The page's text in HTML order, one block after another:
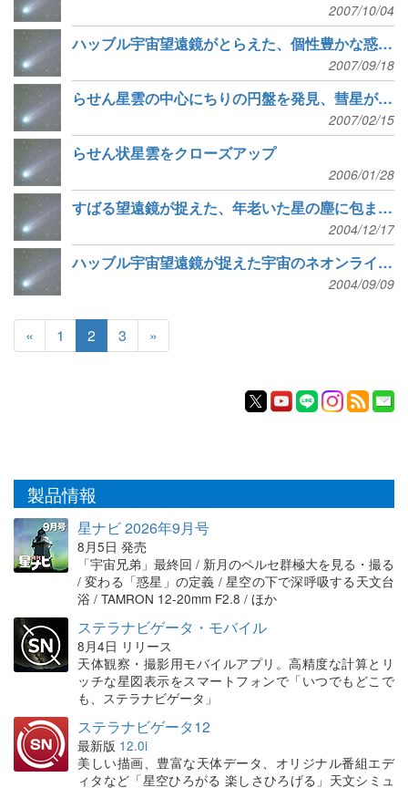
2007/10/04
ハッブル宇宙望遠鏡がとらえた、個性豊かな惑星状星雲
2007/09/18
らせん星雲の中心にちりの円盤を発見、彗星が次々と衝突した結果か
2007/02/15
らせん状星雲をクローズアップ
2006/01/28
すばる望遠鏡が捉えた、年老いた星の塵に包まれた安らかな終末
2004/12/17
ハッブル宇宙望遠鏡が捉えた宇宙のネオンライト「エイ星雲」
2004/09/09
« 1 2 3 »
製品情報
星ナビ 2026年9月号
8月5日 発売
「宇宙兄弟」最終回 / 新月のペルセ群極大を見る・撮る
/ 変わる「惑星」の定義 / 星空の下で深呼吸する天文台
浴 / TAMRON 12-20mm F2.8 / ほか
ステラナビゲータ・モバイル
8月4日 リリース
天体観察・撮影用モバイルアプリ。高精度な計算とリ
ッチな星図表示をスマートフォンで「いつでもどこで
も、ステラナビゲータ」
ステラナビゲータ12
最新版 12.0i
美しい描画、豊富な天体データ、オリジナル番組エデ
ィタなど「星空ひろがる 楽しさひろげる」天文シミュ